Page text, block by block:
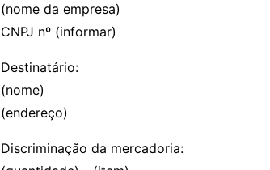
(nome da empresa)
CNPJ nº (informar)
Destinatário:
(nome)
(endereço)
Discriminação da mercadoria: